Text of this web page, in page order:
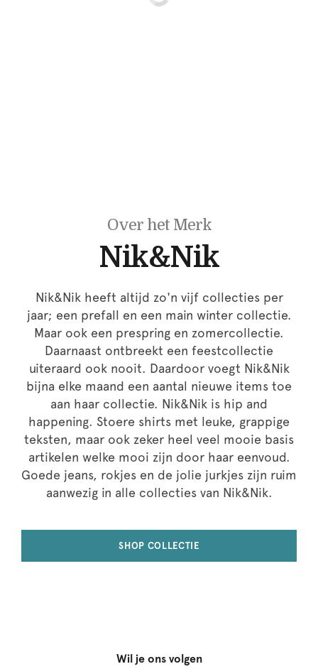
Over het Merk
Nik&Nik
Nik&Nik heeft altijd zo'n vijf collecties per
jaar; een prefall en een main winter collectie.
Maar ook een prespring en zomercollectie.
Daarnaast ontbreekt een feestcollectie
uiteraard ook nooit. Daardoor voegt Nik&Nik
bijna elke maand een aantal nieuwe items toe
aan haar collectie. Nik&Nik is hip and
happening. Stoere shirts met leuke, grappige
teksten, maar ook zeker heel veel mooie basis
artikelen welke mooi zijn door haar eenvoud.
Goede jeans, rokjes en de jolie jurkjes zijn ruim
aanwezig in alle collecties van Nik&Nik.
SHOP COLLECTIE
Wil je ons volgen